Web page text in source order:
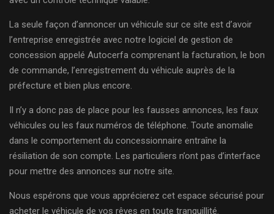
La seule façon d’annoncer un véhicule sur ce site est d’avoir
l’entreprise enregistrée avec notre logiciel de gestion de
concession appelé Autocerfa comprenant la facturation, le bon
de commande, l’enregistrement du véhicule auprès de la
préfecture et bien plus encore.
Il n’y a donc pas de place pour les fausses annonces, les faux
véhicules ou les faux numéros de téléphone. Toute anomalie
dans le comportement du concessionnaire entraîne la
résiliation de son compte. Les particuliers n’ont pas d’interface
pour mettre des annonces sur notre site.
Nous espérons que vous apprécierez cet espace sécurisé pour
acheter le véhicule de vos rêves en toute tranquillité.